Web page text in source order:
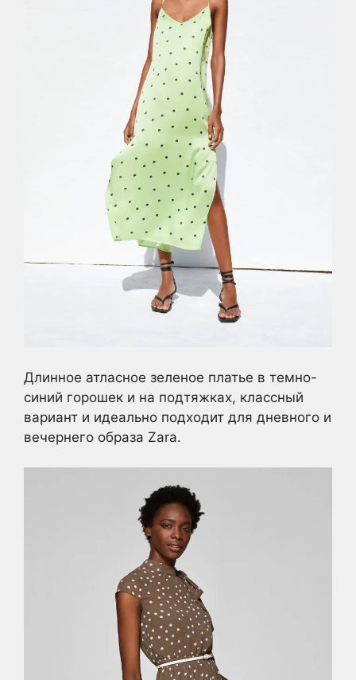
Длинное атласное зеленое платье в темно-
синий горошек и на подтяжках, классный
вариант и идеально подходит для дневного и
вечернего образа Zara.